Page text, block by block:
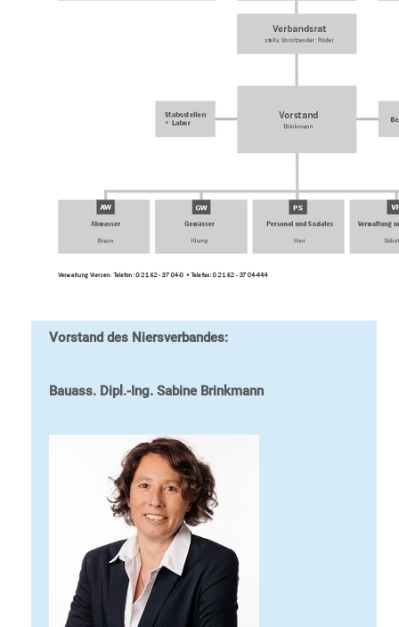
Vorstand des Niersverbandes:
Bauass. Dipl.-Ing. Sabine Brinkmann